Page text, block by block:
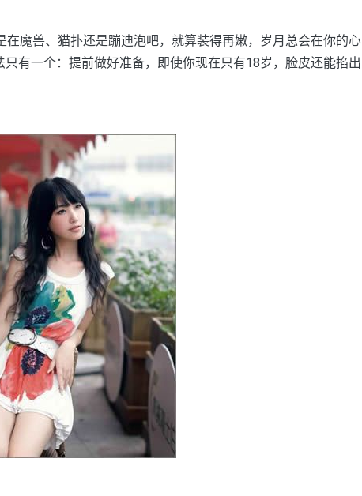
魔兽、猫扑还是蹦迪泡吧，就算装得再嫩，岁月总会在你的心
有一个：提前做好准备，即使你现在只有18岁，脸皮还能掐出